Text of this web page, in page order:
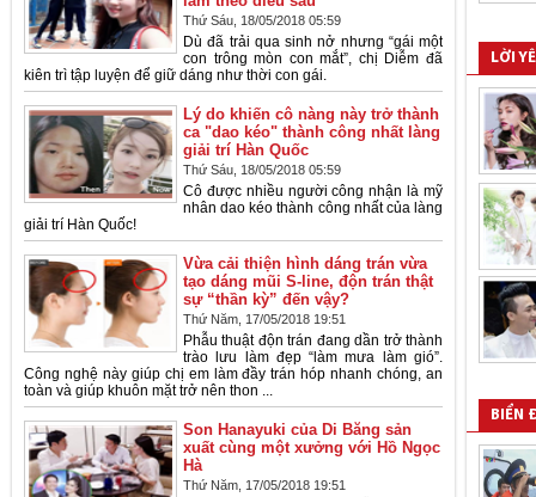
Thứ Sáu, 18/05/2018 05:59
Dù đã trải qua sinh nở nhưng “gái một
con trông mòn con mắt”, chị Diễm đã
kiên trì tập luyện để giữ dáng như thời con gái.
Lý do khiến cô nàng này trở thành
ca "dao kéo" thành công nhất làng
giải trí Hàn Quốc
Thứ Sáu, 18/05/2018 05:59
Cô được nhiều người công nhận là mỹ
nhân dao kéo thành công nhất của làng
giải trí Hàn Quốc!
Vừa cải thiện hình dáng trán vừa
tạo dáng mũi S-line, độn trán thật
sự “thần kỳ” đến vậy?
Thứ Năm, 17/05/2018 19:51
Phẫu thuật độn trán đang dần trở thành
trào lưu làm đẹp “làm mưa làm gió”.
Công nghệ này giúp chị em làm đầy trán hóp nhanh chóng, an
toàn và giúp khuôn mặt trở nên thon ...
Son Hanayuki của Di Băng sản
xuất cùng một xưởng với Hồ Ngọc
Hà
Thứ Năm, 17/05/2018 19:51
LỜI
BIỂN